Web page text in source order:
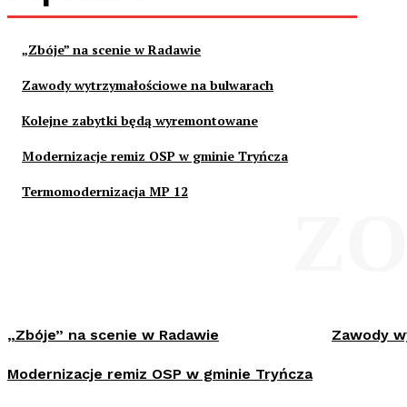
„Zbóje” na scenie w Radawie
Zawody wytrzymałościowe na bulwarach
Kolejne zabytki będą wyremontowane
Modernizacje remiz OSP w gminie Tryńcza
Termomodernizacja MP 12
„Zbóje” na scenie w Radawie Zawody
Modernizacje remiz OSP w gminie Tryńcza